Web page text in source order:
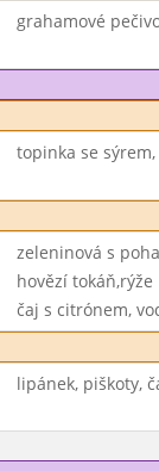
grahamové
topinka se
zeleninová s
hovězí tokáň,rýže
čaj s citrónem,
lipánek, piškoty,